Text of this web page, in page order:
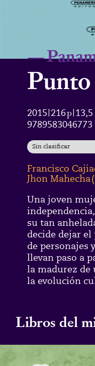
—
2015 216p
9789583046773
Sin clasificar
Francisco
Jhon Mahecha(
Una joven
su tan
decide dejar el
de personajes
llevan paso a
la madurez de
la evolución
Libros del